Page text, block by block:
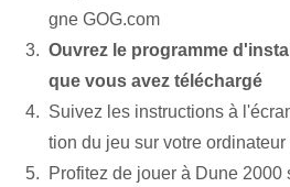
gne GOG.com
Ouvrez le programme
que vous avez téléchargé
Suivez les instructions à
tion du jeu sur votre ordinateur
Profitez de jouer à Dune 2000